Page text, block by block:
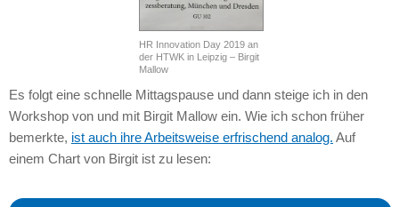
HR Innovation Day 2019 an
der HTWK in Leipzig – Birgit
Mallow
Es folgt eine schnelle Mittagspause und dann steige ich in den
Workshop von und mit Birgit Mallow ein. Wie ich schon früher
bemerkte, ist auch ihre Arbeitsweise erfrischend analog. Auf
einem Chart von Birgit ist zu lesen: